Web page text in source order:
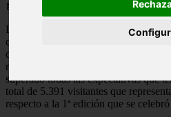
📅 05/06/2025
La feria Mascoting celebrada el 7 y 8
como punto de encuentro entre el
compañía y los mejores
relacionados con el bienestar y el
superado todas las expectativas que
total de 5.391 visitantes que
respecto a la 1ª edición que se